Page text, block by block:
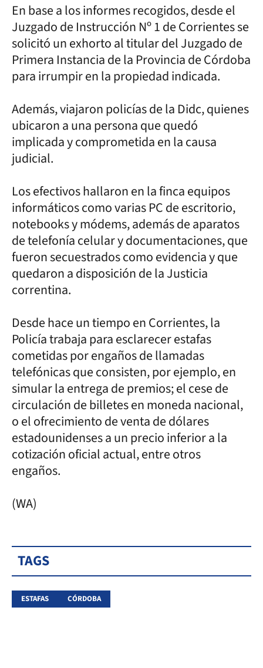
En base a los informes recogidos, desde el
Juzgado de Instrucción Nº 1 de Corrientes se
solicitó un exhorto al titular del Juzgado de
Primera Instancia de la Provincia de Córdoba
para irrumpir en la propiedad indicada.
Además, viajaron policías de la Didc, quienes
ubicaron a una persona que quedó
implicada y comprometida en la causa
judicial.
Los efectivos hallaron en la finca equipos
informáticos como varias PC de escritorio,
notebooks y módems, además de aparatos
de telefonía celular y documentaciones, que
fueron secuestrados como evidencia y que
quedaron a disposición de la Justicia
correntina.
Desde hace un tiempo en Corrientes, la
Policía trabaja para esclarecer estafas
cometidas por engaños de llamadas
telefónicas que consisten, por ejemplo, en
simular la entrega de premios; el cese de
circulación de billetes en moneda nacional,
o el ofrecimiento de venta de dólares
estadounidenses a un precio inferior a la
cotización oficial actual, entre otros
engaños.
(WA)
TAGS
ESTAFAS CÓRDOBA